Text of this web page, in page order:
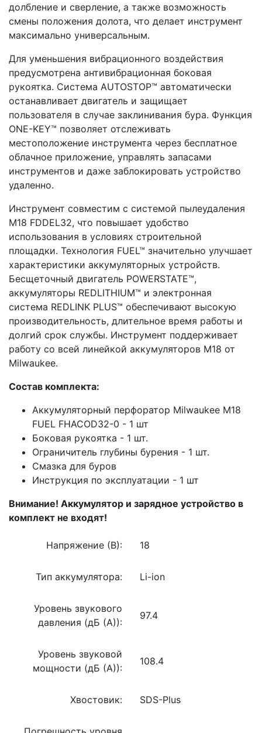
долбление и сверление, а также возможность
смены положения долота, что делает инструмент
максимально универсальным.
Для уменьшения вибрационного воздействия
предусмотрена антивибрационная боковая
рукоятка. Система AUTOSTOP™ автоматически
останавливает двигатель и защищает
пользователя в случае заклинивания бура. Функция
ONE-KEY™ позволяет отслеживать
местоположение инструмента через бесплатное
облачное приложение, управлять запасами
инструментов и даже заблокировать устройство
удаленно.
Инструмент совместим с системой пылеудаления
M18 FDDEL32, что повышает удобство
использования в условиях строительной
площадки. Технология FUEL™ значительно улучшает
характеристики аккумуляторных устройств.
Бесщеточный двигатель POWERSTATE™,
аккумуляторы REDLITHIUM™ и электронная
система REDLINK PLUS™ обеспечивают высокую
производительность, длительное время работы и
долгий срок службы. Инструмент поддерживает
работу со всей линейкой аккумуляторов M18 от
Milwaukee.
Состав комплекта:
Аккумуляторный перфоратор Milwaukee M18
FUEL FHACOD32-0 - 1 шт
Боковая рукоятка - 1 шт.
Ограничитель глубины бурения - 1 шт.
Смазка для буров
Инструкция по эксплуатации - 1 шт
Внимание! Аккумулятор и зарядное устройство в
комплект не входят!
Напряжение (В): 18
Тип аккумулятора: Li-ion
Уровень звукового
давления (дБ (А)):
97.4
Уровень звуковой
мощности (дБ (А)):
108.4
Хвостовик: SDS-Plus